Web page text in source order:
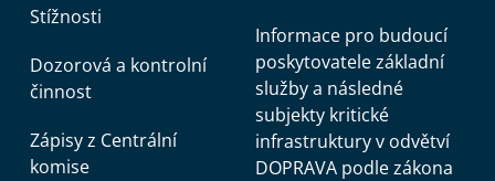
Stížnosti
Dozorová a kontrolní
činnost
Zápisy z Centrální
komise
Informace pro budoucí
poskytovatele základní
služby a následné
subjekty kritické
infrastruktury v odvětví
DOPRAVA podle zákona